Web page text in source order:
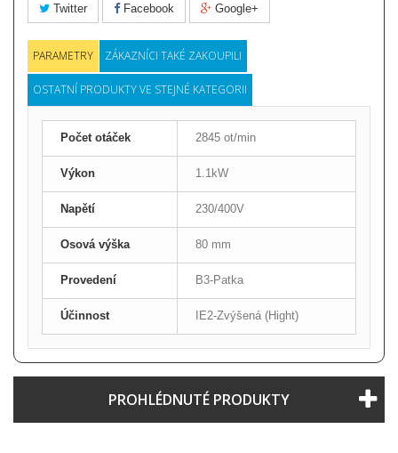
Twitter Facebook Google+
PARAMETRY ZÁKAZNÍCI TAKÉ ZAKOUPILI
OSTATNÍ PRODUKTY VE STEJNÉ KATEGORII
Počet otáček 2845 ot/min
Výkon 1.1kW
Napětí 230/400V
Osová výška 80 mm
Provedení B3-Patka
Účinnost IE2-Zvýšená (Hight)
PROHLÉDNUTÉ PRODUKTY